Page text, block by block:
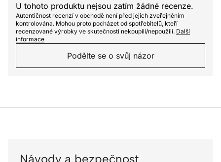
U tohoto produktu nejsou zatím žádné recenze.
Autentičnost recenzí v obchodě není před jejich zveřejněním
kontrolována. Mohou proto pocházet od spotřebitelů, kteří
recenzované výrobky ve skutečnosti nekoupili/nepoužili. Další
informace
Podělte se o svůj názor
Návody a bezpečnost